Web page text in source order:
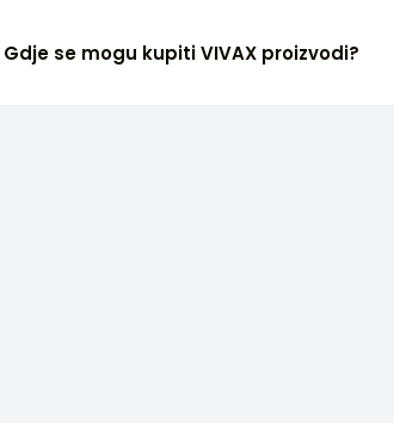
Gdje se mogu kupiti VIVAX proizvodi?